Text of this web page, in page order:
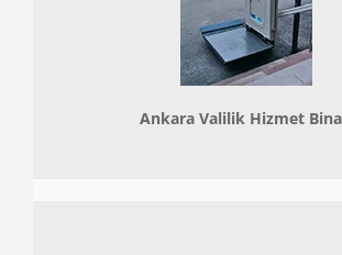
Ankara Valilik Hizmet